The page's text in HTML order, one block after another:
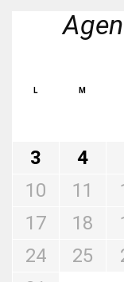
L M
3
4
10
11
17
18
24
25